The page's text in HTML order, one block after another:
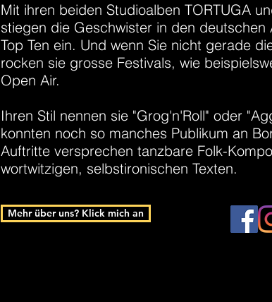
Mit ihren beiden Studioalben TORTUGA
stiegen die Geschwister in den deutschen
Top Ten ein. Und wenn Sie nicht gerade
rocken sie grosse Festivals, wie
Open Air.
Ihren Stil nennen sie "Grog'n'Roll" oder
konnten noch so manches Publikum an
Auftritte versprechen tanzbare Folk-
wortwitzigen, selbstironischen Texten.
Mehr über uns? Klick mich an